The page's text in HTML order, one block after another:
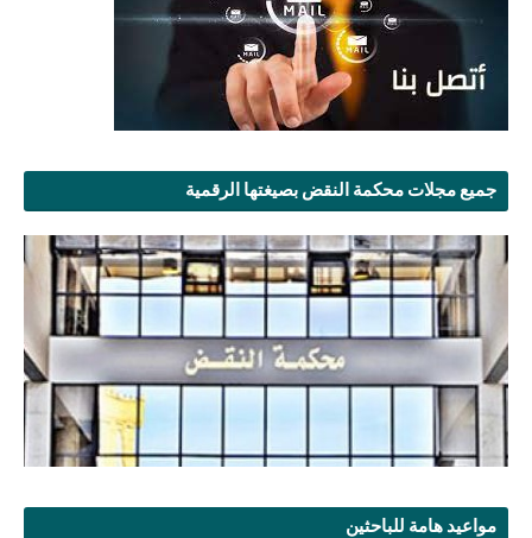
جميع مجلات محكمة النقض بصيغتها الرقمية
مواعيد هامة للباحثين